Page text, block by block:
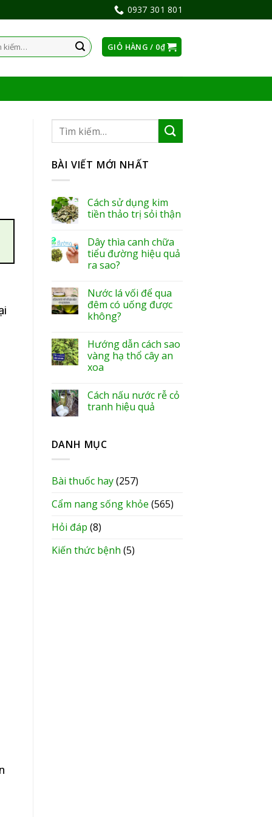
0937 301 801
GIỎ HÀNG / 0₫
BÀI VIẾT MỚI NHẤT
Cách sử dụng kim
tiền thảo trị sỏi thận
Dây thìa canh chữa
tiểu đường hiệu quả
ra sao?
Nước lá vối để qua
đêm có uống được
không?
Hướng dẫn cách sao
vàng hạ thổ cây an
xoa
Cách nấu nước rễ cỏ
tranh hiệu quả
DANH MỤC
Bài thuốc hay(257)
Cẩm nang sống khỏe (565)
Hỏi đáp (8)
Kiến thức bệnh (5)